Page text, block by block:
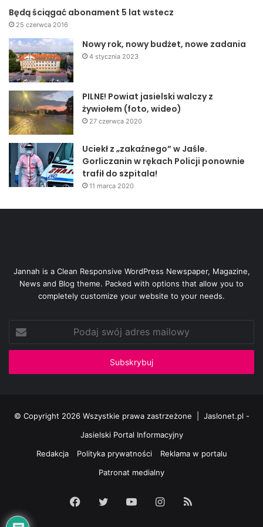
Będą ściągać abonament 5 lat wstecz
25 czerwca 2016
Nowy rok, nowy budżet, nowe zadania
4 stycznia 2023
PILNE! Powiat jasielski walczy z
żywiołem (foto, wideo)
27 czerwca 2020
Uciekł z „zakaźnego” w Jaśle.
Gorliczanin w rękach Policji ponownie
trafił do szpitala!
11 marca 2020
Jannah is a Clean Responsive WordPress Newspaper, Magazine,
News and Blog theme. Packed with options that allow you to
completely customize your website to your needs.
Podaj
swój
adres
© Copyright 2026 Wszystkie prawa zastrzeżone | Jaslonet.pl -
Jasielski Portal Informacyjny
Redakcja
Polityka prywatności
Reklama w portalu
Patronat medialny
Facebook
Twitter YouTubeInstagram